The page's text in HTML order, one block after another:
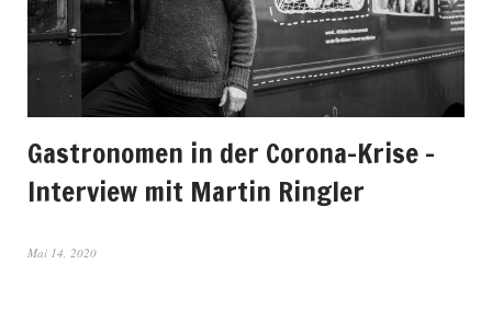
Gastronomen in der Corona-Krise –
Interview mit Martin Ringler
Mai 14, 2020